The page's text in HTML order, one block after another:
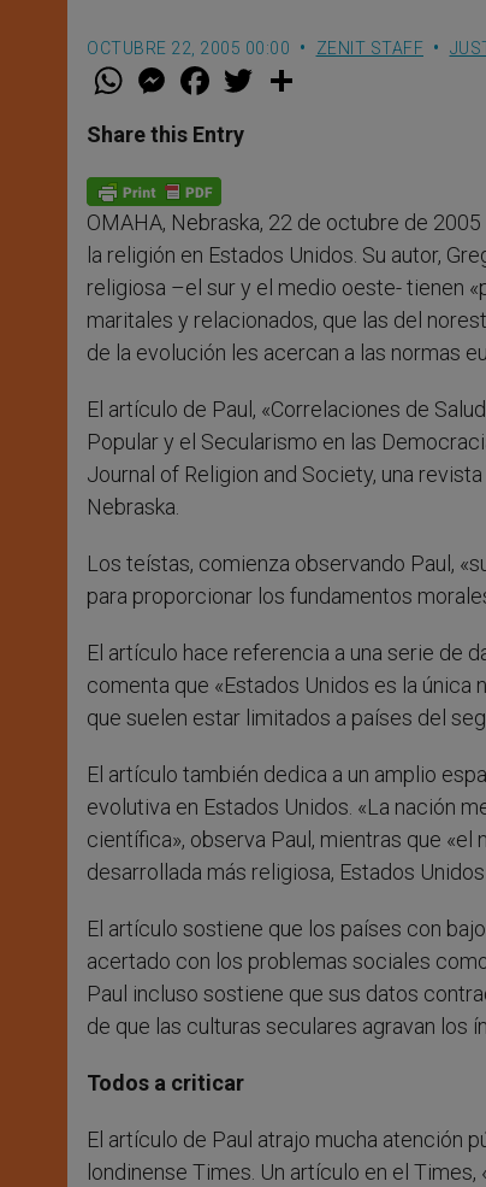
OCTUBRE 22, 2005 00:00 ZENIT STAFF
W
t
s
p
p
M
e
s
e
g
e
r
F
a
e
b
o
k
w
Share this Entry
OMAHA, Nebraska, 22 de octubre de 2005
la religión en Estados Unidos. Su autor,
religiosa –el sur y el medio oeste- tienen
maritales y relacionados, que las del
de la evolución les acercan a las normas
El artículo de Paul, «Correlaciones de
Popular y el Secularismo en las
Journal of Religion and Society, una
Nebraska.
Los teístas, comienza observando Paul,
para proporcionar los fundamentos
El artículo hace referencia a una serie de
comenta que «Estados Unidos es la
que suelen estar limitados a países del
El artículo también dedica a un amplio
evolutiva en Estados Unidos. «La nación
científica», observa Paul, mientras que
desarrollada más religiosa, Estados
El artículo sostiene que los países con
acertado con los problemas sociales
Paul incluso sostiene que sus datos
de que las culturas seculares agravan los
Todos a criticar
El artículo de Paul atrajo mucha atención
londinense Times. Un artículo en el